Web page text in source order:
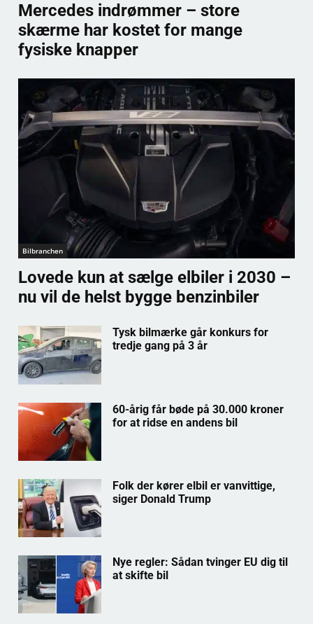
Mercedes indrømmer – store
skærme har kostet for mange
fysiske knapper
Bilbranchen
Lovede kun at sælge elbiler i 2030 –
nu vil de helst bygge benzinbiler
Tysk bilmærke går konkurs for
tredje gang på 3 år
60-årig får bøde på 30.000 kroner
for at ridse en andens bil
Folk der kører elbil er vanvittige,
siger Donald Trump
Nye regler: Sådan tvinger EU dig til
at skifte bil